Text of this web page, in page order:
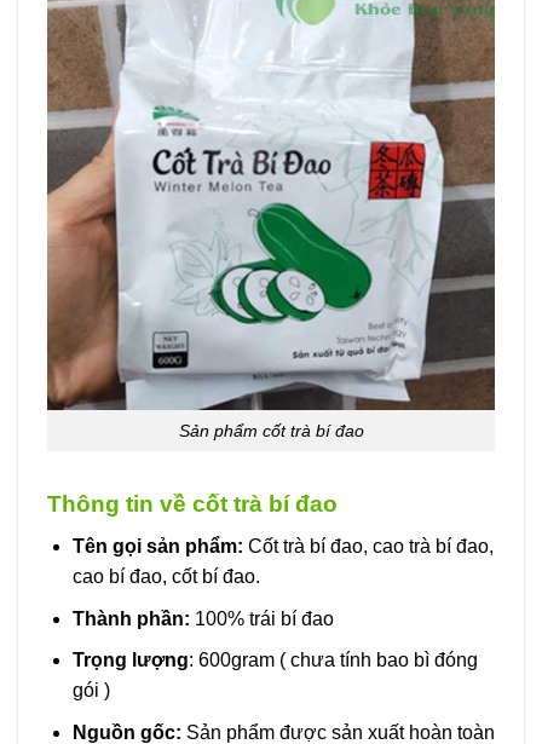
Sản phẩm cốt trà bí đao
Thông tin về cốt trà bí đao
Tên gọi sản phẩm: Cốt trà bí đao, cao trà bí đao,
cao bí đao, cốt bí đao.
Thành phần: 100% trái bí đao
Trọng lượng: 600gram ( chưa tính bao bì đóng
gói )
Nguồn gốc: Sản phẩm được sản xuất hoàn toàn